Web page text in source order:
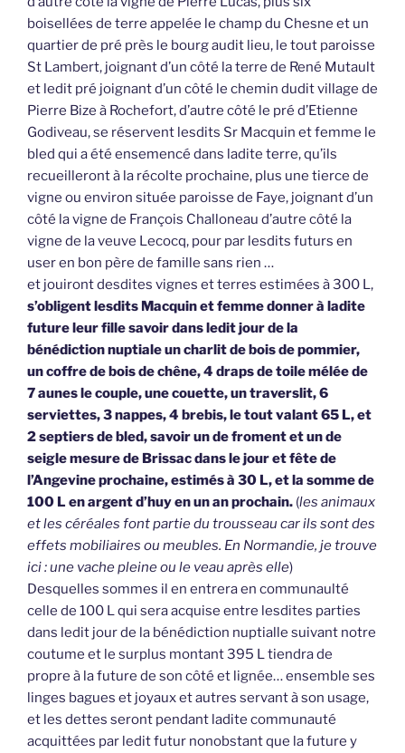
boisellées de terre appelée le champ du Chesne et un
quartier de pré près le bourg audit lieu, le tout paroisse
St Lambert, joignant d’un côté la terre de René Mutault
et ledit pré joignant d’un côté le chemin dudit village de
Pierre Bize à Rochefort, d’autre côté le pré d’Etienne
Godiveau, se réservent lesdits Sr Macquin et femme le
bled qui a été ensemencé dans ladite terre, qu’ils
recueilleront à la récolte prochaine, plus une tierce de
vigne ou environ située paroisse de Faye, joignant d’un
côté la vigne de François Challoneau d’autre côté la
vigne de la veuve Lecocq, pour par lesdits futurs en
user en bon père de famille sans rien …
et jouiront desdites vignes et terres estimées à 300 L,
s’obligent lesdits Macquin et femme donner à ladite
future leur fille savoir dans ledit jour de la
bénédiction nuptiale un charlit de bois de pommier,
un coffre de bois de chêne, 4 draps de toile mélée de
7 aunes le couple, une couette, un traverslit, 6
serviettes, 3 nappes, 4 brebis, le tout valant 65 L, et
2 septiers de bled, savoir un de froment et un de
seigle mesure de Brissac dans le jour et fête de
l’Angevine prochaine, estimés à 30 L, et la somme de
100 L en argent d’huy en un an prochain. (les animaux
et les céréales font partie du trousseau car ils sont des
effets mobiliaires ou meubles. En Normandie, je trouve
ici : une vache pleine ou le veau après elle)
Desquelles sommes il en entrera en communaulté
celle de 100 L qui sera acquise entre lesdites parties
dans ledit jour de la bénédiction nuptialle suivant notre
coutume et le surplus montant 395 L tiendra de
propre à la future de son côté et lignée… ensemble ses
linges bagues et joyaux et autres servant à son usage,
et les dettes seront pendant ladite communauté
acquittées par ledit futur nonobstant que la future y